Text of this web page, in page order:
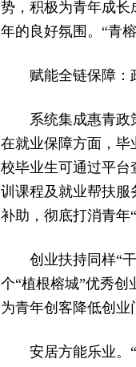
势，积极为青年成
年的良好氛围。“青
赋能全链保障：
系统集成惠青政
在就业保障方面，毕
校毕业生可通过平
训课程及就业帮扶服
补助，彻底打消青年“
创业扶持同样“
个“植根榕城”优秀创
为青年创客降低创业
安居方能乐业。